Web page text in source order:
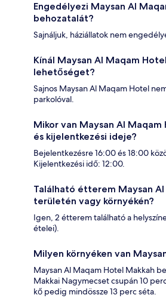
Engedélyezi Maysan Al
behozatalát?
Sajnáljuk, háziállatok nem
Kínál Maysan Al Maqam
lehetőséget?
Sajnos Maysan Al Maqam Hotel
parkolóval.
Mikor van Maysan Al
és kijelentkezési ideje?
Bejelentkezésre 16:00 és 18:00
Kijelentkezési idő: 12:00.
Található étterem Maysan
területén vagy környékén?
Igen, 2 étterem található a
ételei).
Milyen környéken van
Maysan Al Maqam Hotel Makkah
Makkai Nagymecset csupán 10
kő pedig mindössze 13 perc séta.